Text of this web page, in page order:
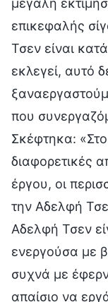
επικεφαλής
Τσεν είναι
εκλεγεί, αυτό
που
Σκέφτηκα:
διαφορετικές
έργου, οι
την Αδελφή
Αδελφή Τσεν
ενεργούσα με
συχνά με
απαίσιο να